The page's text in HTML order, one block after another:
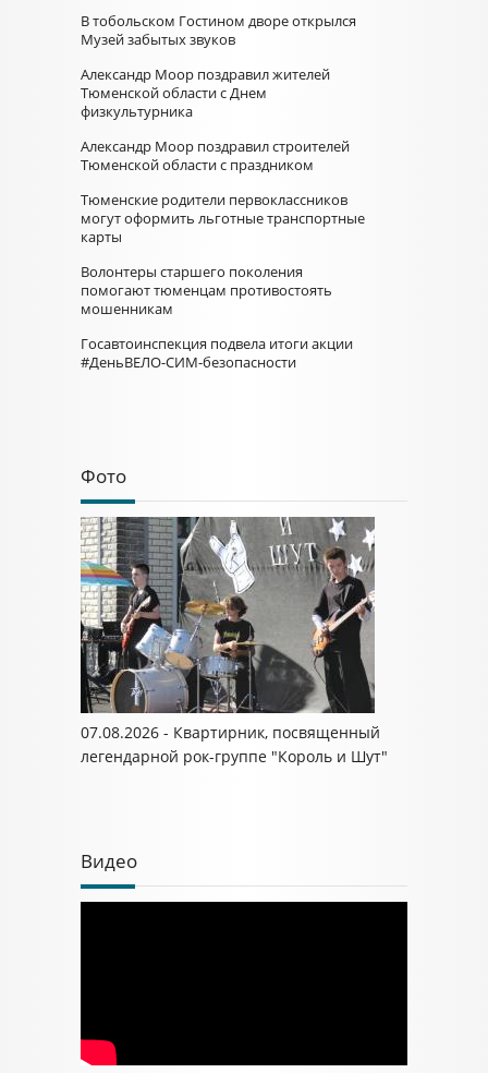
В тобольском Гостином дворе открылся
Музей забытых звуков
Александр Моор поздравил жителей
Тюменской области с Днем
физкультурника
Александр Моор поздравил строителей
Тюменской области с праздником
Тюменские родители первоклассников
могут оформить льготные транспортные
карты
Волонтеры старшего поколения
помогают тюменцам противостоять
мошенникам
Госавтоинспекция подвела итоги акции
#ДеньВЕЛО-СИМ-безопасности
Фото
07.08.2026 - Квартирник, посвященный
легендарной рок-группе "Король и Шут"
Видео